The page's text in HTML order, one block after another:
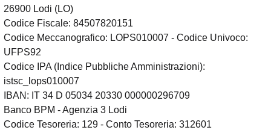
26900 Lodi (LO)
Codice Fiscale: 84507820151
Codice Meccanografico: LOPS010007 - Codice Univoco:
UFPS92
Codice IPA (Indice Pubbliche Amministrazioni):
istsc_lops010007
IBAN: IT 34 D 05034 20330 000000296709
Banco BPM - Agenzia 3 Lodi
Codice Tesoreria: 129 - Conto Tesoreria: 312601